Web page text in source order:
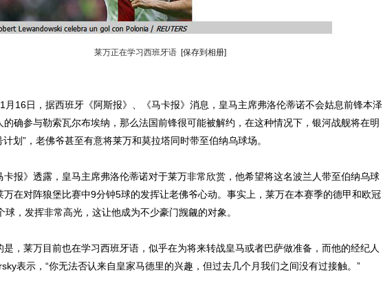
莱万正在学习西班牙语 [保存到相册]
16日，据西班牙《阿斯报》、《马卡报》消息，皇马主席弗洛伦蒂诺不会姑息前锋本泽
的确参与勒索瓦尔布埃纳，那么法国前锋很可能被解约，在这种情况下，银河战舰将在明
计划”，老佛爷甚至有意将莱万和莫拉塔同时带至伯纳乌球场。
》透露，皇马主席弗洛伦蒂诺对于莱万非常欣赏，他希望将这名波兰人带至伯纳乌球
万在对阵狼堡比赛中9分钟5球的发挥让老佛爷心动。事实上，莱万在本赛季的德甲和欧冠
球，发挥非常高光，这让他成为不少豪门觊觎的对象。
莱万目前也在学习西班牙语，似乎在为将来转战皇马或者巴萨做准备，而他的经纪人
表示，“你无法否认来自皇家马德里的兴趣，但过去几个月我们之间没有过接触。”